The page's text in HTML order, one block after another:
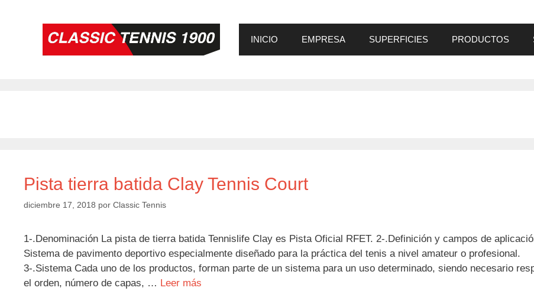
INICIO EMPRESA SUPERFICIES PRODUCTOS
Pista tierra batida Clay Tennis Court
diciembre 17, 2018 por Classic Tennis
1-.Denominación La pista de tierra batida Tennislife Clay es Pista Oficial RFET. 2-.Definición y campos de
Sistema de pavimento deportivo especialmente diseñado para la práctica del tenis a nivel amateur o profesional.
3-.Sistema Cada uno de los productos, forman parte de un sistema para un uso determinado, siendo necesario
el orden, número de capas, … Leer más